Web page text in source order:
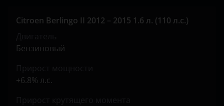
ЗАЗ
Citroen Berlingo II 2012 – 2015 1.6 л. (110 л.с.)
Бензиновый
+6.8% л.с.